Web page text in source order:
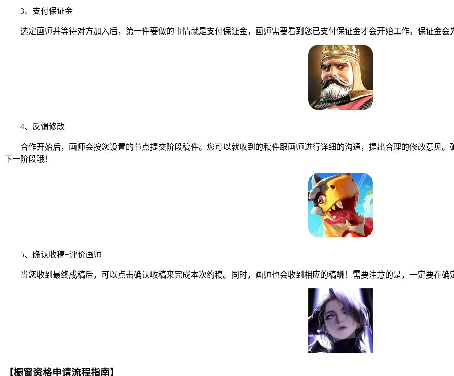
3、支付保证金
选定画师并等待对方加入后，第一件要做的事情就是支付保证金，画师需要看到您已支付保证金才会开始工作。保证金会
4、反馈修改
合作开始后，画师会按您设置的节点提交阶段稿件。您可以就收到的稿件跟画师进行详细的沟通，提出合理的修改意见。
下一阶段哦！
5、确认收稿+评价画师
当您收到最终成稿后，可以点击确认收稿来完成本次约稿。同时，画师也会收到相应的稿酬！需要注意的是，一定要在确
【橱窗资格申请流程指南】